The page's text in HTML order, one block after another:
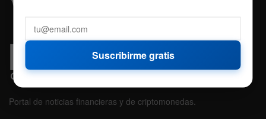
Portal de noticias financieras y de criptomonedas.
Suscribirme gratis